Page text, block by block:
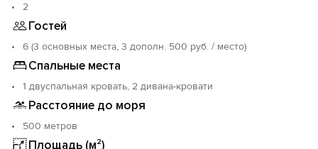
и посудомойкой.
- Кондиционеры и стиральная машина для вашего
удобства.
- Уютная беседка для вечерних посиделок на свежем
воздухе.
- Бесплатная парковка и доступ к инфраструктуре:
кафе, рестораны, SPA, магазины.
Форос — это не только экология, но и уникальные
2
Гостей
6 (3 основных места, 3 дополн. 500 руб. / место)
Спальные места
1 двуспальная кровать, 2 дивана-кровати
Расстояние до моря
500 метров
Площадь (м²)